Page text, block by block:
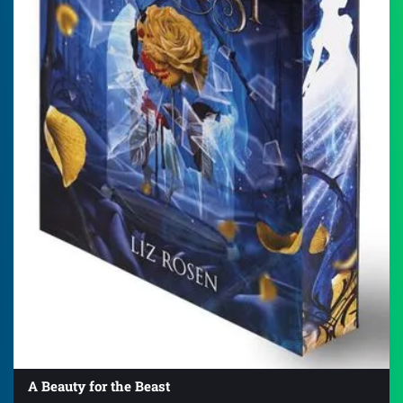
A Beauty for the Beast